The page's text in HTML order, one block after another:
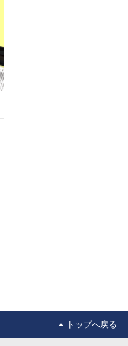
トップへ戻る